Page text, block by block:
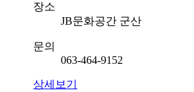
장소
JB문화공간 군산
문의
063-464-9152
상세보기